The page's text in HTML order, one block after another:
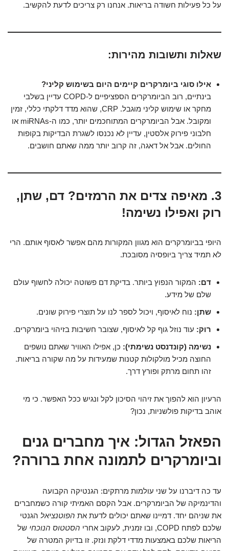
על כל פעילות חשודה בריאות. אנחנו רק צריכים לדעת להקשיב.
שאלות ותשובות מהירות:
אילו סוגי ביומרקרים קיימים היום בשימוש קליני?
בינתיים, רוב הביומרקרים הספציפיים ל-COPD עדיין בשלבי
מחקר או שימוש קליני מוגבל. CRP, שהוא מדד דלקתי כללי, זמין
ומקובל. אבל הביומרקרים המתוחכמים יותר, כמו ה-miRNAs או
חלבוני פירוק אלסטין, עדיין לא נכנסו לשגרת הבדיקות בקופות
החולים. אבל אל דאגה, זה קרוב יותר ממה שאתם חושבים.
3. מאיפה צדים את הרמזים? דם, שתן,
רוק ואפילו נשימה!
היופי בביומרקרים הוא מגוון המקורות מהם אפשר לאסוף אותם. הרי
לא תמיד צריך ביופסיה מסובכת.
דם: המקור הנפוץ ביותר. בדיקת דם פשוטה יכולה לחשוף עולם
שלם של מידע.
שתן: נוח לאיסוף, ויכול לספר לנו על תוצרי פירוק שונים.
רוק: עוד נוזל גוף קל לאיסוף, שצובר חשיבות בזיהוי ביומרקרים.
נשימה (קונדנסט נשימתי): כן, אפילו האוויר שאתם נושפים
החוצה מכיל מולקולות קטנות שמעידות על מה שקורה בריאות.
זהו תחום מרתק ופורץ דרך.
הרעיון הוא להפוך את זיהוי הסיכון לקל ונגיש ככל האפשר. כי מי
אוהב בדיקות פולשניות, נכון?
הפאזל הגדול: איך מחברים גנים
וביומרקרים לתמונה אחת ברורה?
עד כה דיברנו על שני עולמות מרתקים: הגנטיקה הקבועה
והדינמיקה של הביומרקרים. אבל הקסם האמיתי קורה כשמחברים
את שניהם יחד. דמיינו שאתם יכולים לדעת את הפוטנציאל הגנטי
שלכם לפתח COPD, ובו זמנית, לעקוב אחרי
הסטטוס הנוכחי של
הריאות שלכם באמצעות מדדי דלקת ונזק. זו בדיוק המטרה של